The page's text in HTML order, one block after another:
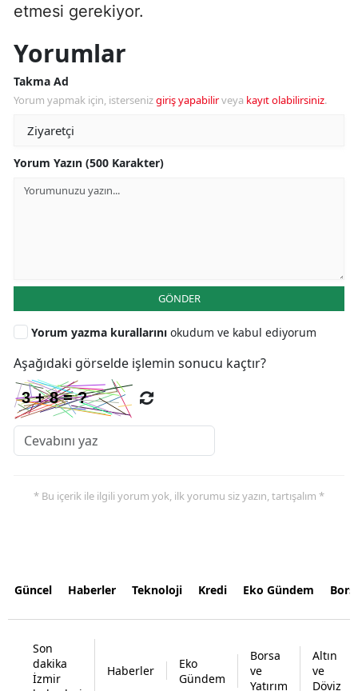
etmesi gerekiyor.
Yorumlar
Takma Ad
Yorum yapmak için, istersenizgiriş yapabilirveya kayıt olabilirsiniz.
Yorum Yazın (500 Karakter)
GÖNDER
Yorum yazma kurallarını okudum ve kabul ediyorum
Aşağıdaki görselde işlemin sonucu kaçtır?
* Bu içerik ile ilgili yorum yok, ilk yorumu siz yazın, tartışalım *
Güncel Haberler Teknoloji Kredi Eko Gündem
Son
dakika
İzmir
Haberler
Eko
Gündem
Borsa
ve
Yatırım
Altın
ve
Döviz